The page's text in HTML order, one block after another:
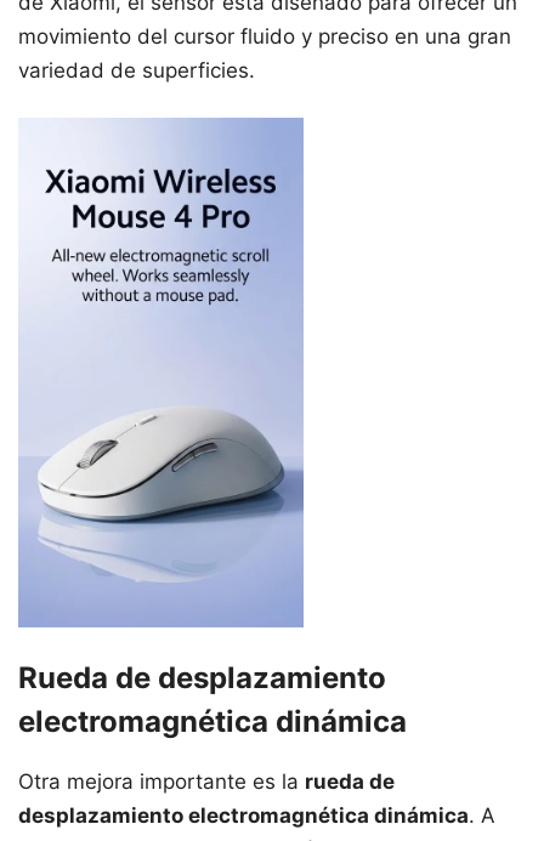
movimiento del cursor fluido y preciso en una gran
variedad de superficies.
Rueda de desplazamiento
electromagnética dinámica
Otra mejora importante es la rueda de
desplazamiento electromagnética dinámica. A